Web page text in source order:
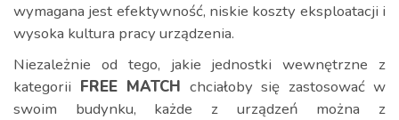
wymagana jest efektywność, niskie koszty eksploatacji i
wysoka kultura pracy urządzenia.
Niezależnie od tego, jakie jednostki wewnętrzne z
kategorii FREE MATCH chciałoby się zastosować w
swoim budynku, każde z urządzeń można z